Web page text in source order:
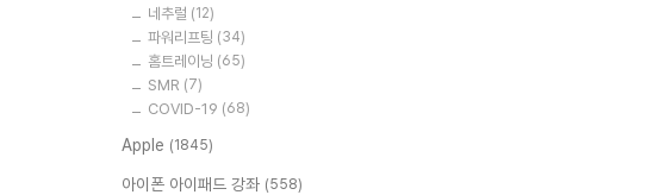
네추럴 (12)
파워리프팅 (34)
홈트레이닝 (65)
SMR (7)
COVID-19 (68)
Apple (1845)
아이폰 아이패드 강좌 (558)